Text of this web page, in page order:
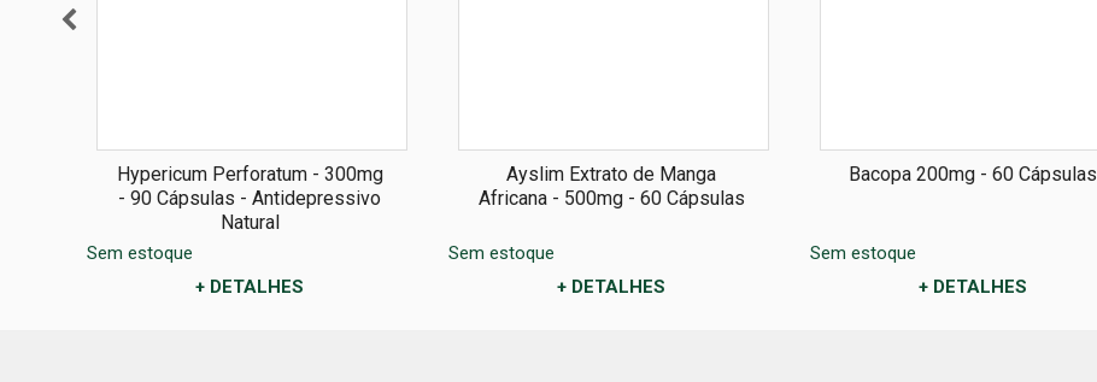
Hypericum Perforatum - 300mg
- 90 Cápsulas - Antidepressivo
Natural
Sem estoque
+ DETALHES
Ayslim Extrato de Manga
Africana - 500mg - 60 Cápsulas
Sem estoque
+ DETALHES
Bacopa 200mg - 60 Cápsulas
Sem estoque
+ DETALHES